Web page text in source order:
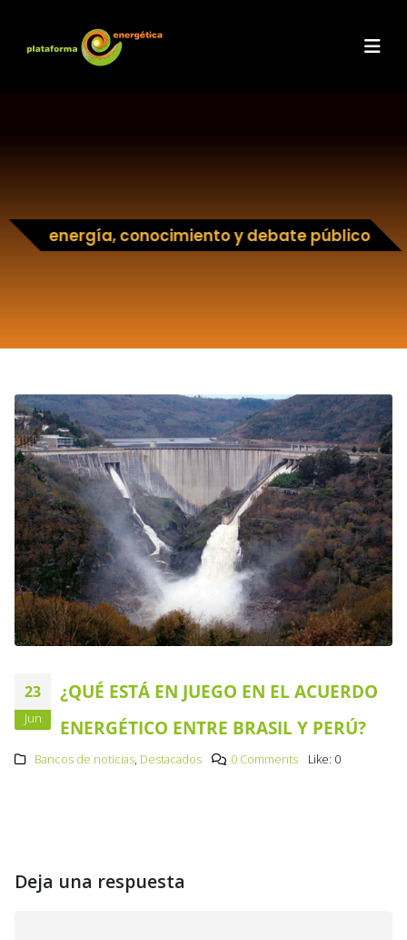
energía, conocimiento y debate público
23
Jun
¿QUÉ ESTÁ EN JUEGO EN EL ACUERDO
ENERGÉTICO ENTRE BRASIL Y PERÚ?
Bancos de noticias, Destacados 0 Comments Like: 0
Deja una respuesta